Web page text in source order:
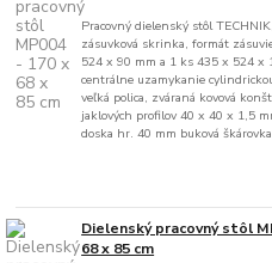
Pracovný dielenský stôl
zásuvková skrinka, formát
524 x 90 mm a 1 ks 435 x 524 x
centrálne uzamykanie
veľká polica, zváraná kovová
jaklových profilov 40 x 40 x 1,5
doska hr. 40 mm buková
Dielenský pracovný stôl
68 x 85 cm